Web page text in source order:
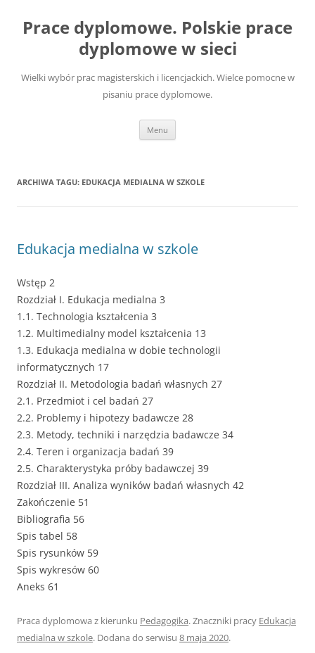
treści
Prace dyplomowe. Polskie prace
dyplomowe w sieci
Wielki wybór prac magisterskich i licencjackich. Wielce pomocne w
pisaniu prace dyplomowe.
Menu
ARCHIWA TAGU: EDUKACJA MEDIALNA W SZKOLE
Edukacja medialna w szkole
Wstęp 2
Rozdział I. Edukacja medialna 3
1.1. Technologia kształcenia 3
1.2. Multimedialny model kształcenia 13
1.3. Edukacja medialna w dobie technologii
informatycznych 17
Rozdział II. Metodologia badań własnych 27
2.1. Przedmiot i cel badań 27
2.2. Problemy i hipotezy badawcze 28
2.3. Metody, techniki i narzędzia badawcze 34
2.4. Teren i organizacja badań 39
2.5. Charakterystyka próby badawczej 39
Rozdział III. Analiza wyników badań własnych 42
Zakończenie 51
Bibliografia 56
Spis tabel 58
Spis rysunków 59
Spis wykresów 60
Aneks 61
Praca dyplomowa z kierunku Pedagogika. Znaczniki pracy Edukacja
medialna w szkole. Dodana do serwisu 8 maja 2020.